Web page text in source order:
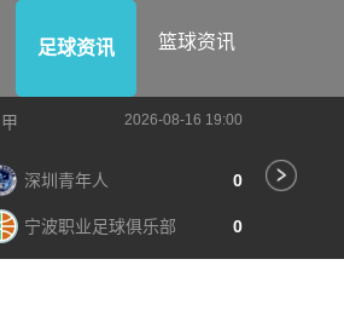
足球资讯 篮球资讯
2026-08-16 19:00
深圳青年人 0
宁波职业足球俱乐部 0